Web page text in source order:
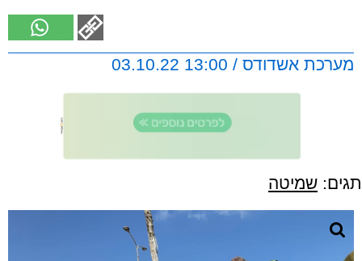
מערכת אשדודס / 13:00 03.10.22
תגים: שמיטה